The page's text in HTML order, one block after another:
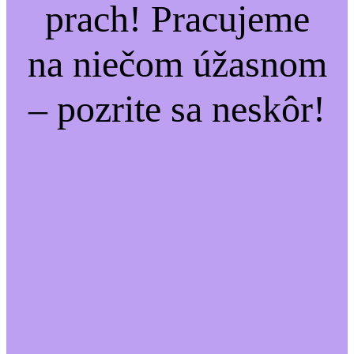
prach! Pracujeme
na niečom úžasnom
– pozrite sa neskôr!